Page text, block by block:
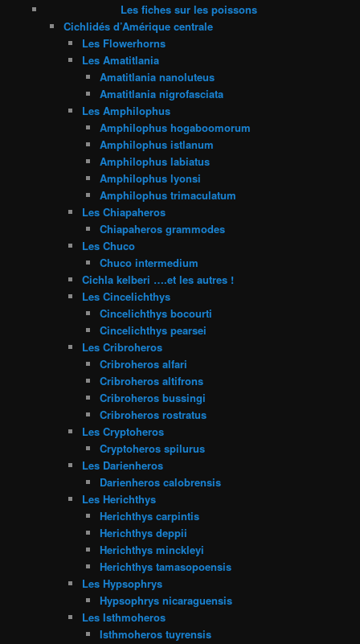
Les fiches sur les poissons
Cichlidés d’Amérique centrale
Les Flowerhorns
Les Amatitlania
Amatitlania nanoluteus
Amatitlania nigrofasciata
Les Amphilophus
Amphilophus hogaboomorum
Amphilophus istlanum
Amphilophus labiatus
Amphilophus lyonsi
Amphilophus trimaculatum
Les Chiapaheros
Chiapaheros grammodes
Les Chuco
Chuco intermedium
Cichla kelberi ….et les autres !
Les Cincelichthys
Cincelichthys bocourti
Cincelichthys pearsei
Les Cribroheros
Cribroheros alfari
Cribroheros altifrons
Cribroheros bussingi
Cribroheros rostratus
Les Cryptoheros
Cryptoheros spilurus
Les Darienheros
Darienheros calobrensis
Les Herichthys
Herichthys carpintis
Herichthys deppii
Herichthys minckleyi
Herichthys tamasopoensis
Les Hypsophrys
Hypsophrys nicaraguensis
Les Isthmoheros
Isthmoheros tuyrensis